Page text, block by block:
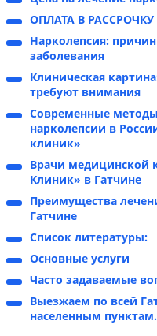
ОПЛАТА В РАССРОЧКУ
Нарколепсия:
заболевания
Клиническая
требуют внимания
Современные
нарколепсии в
клиник»
Врачи медицинской
Клиник» в Гатчине
Преимущества
Гатчине
Список литературы:
Основные услуги
Часто задаваемые
Выезжаем по всей
населенным пунктам.